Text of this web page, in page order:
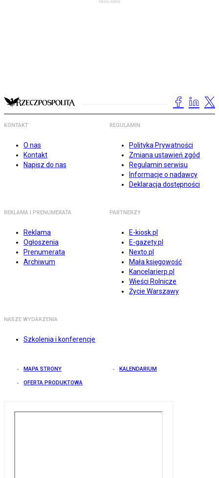
KONTAKT
O nas
Kontakt
Napisz do nas
REGULAMIN
Polityka Prywatności
Zmiana ustawień zgód
Regulamin serwisu
Informacje o nadawcy
Deklaracja dostępności
REKLAMA I PRENUMERATA
Reklama
Ogłoszenia
Prenumerata
Archiwum
PARTNERZY
E-kiosk.pl
E-gazety.pl
Nexto.pl
Mała księgowość
Kancelarierp.pl
Wieści Rolnicze
Życie Warszawy
NASZE WYDARZENIA
Szkolenia i konferencje
MAPA STRONY KALENDARIUM
OFERTA PRODUKTOWA